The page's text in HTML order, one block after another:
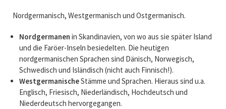
Nordgermanisch, Westgermanisch und Ostgermanisch.
Nordgermanen in Skandinavien, von wo aus sie später Island
und die Faröer-Inseln besiedelten. Die heutigen
nordgermanischen Sprachen sind Dänisch, Norwegisch,
Schwedisch und Isländisch (nicht auch Finnisch!).
WestgermanischeStämme und Sprachen. Hieraus sind u.a.
Englisch, Friesisch, Niederländisch, Hochdeutsch und
Niederdeutsch hervorgegangen.